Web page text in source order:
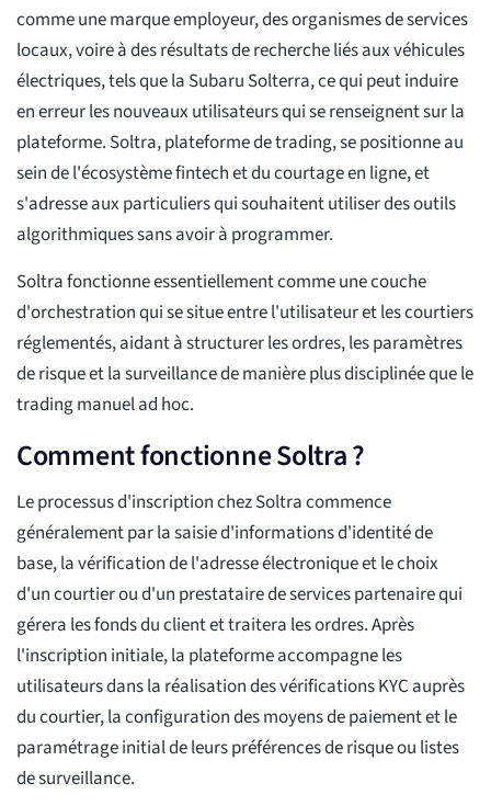
comme une marque employeur, des organismes de services
locaux, voire à des résultats de recherche liés aux véhicules
électriques, tels que la Subaru Solterra, ce qui peut induire
en erreur les nouveaux utilisateurs qui se renseignent sur la
plateforme. Soltra, plateforme de trading, se positionne au
sein de l'écosystème fintech et du courtage en ligne, et
s'adresse aux particuliers qui souhaitent utiliser des outils
algorithmiques sans avoir à programmer.
Soltra fonctionne essentiellement comme une couche
d'orchestration qui se situe entre l'utilisateur et les courtiers
réglementés, aidant à structurer les ordres, les paramètres
de risque et la surveillance de manière plus disciplinée que le
trading manuel ad hoc.
Comment fonctionne Soltra ?
Le processus d'inscription chez Soltra commence
généralement par la saisie d'informations d'identité de
base, la vérification de l'adresse électronique et le choix
d'un courtier ou d'un prestataire de services partenaire qui
gérera les fonds du client et traitera les ordres. Après
l'inscription initiale, la plateforme accompagne les
utilisateurs dans la réalisation des vérifications KYC auprès
du courtier, la configuration des moyens de paiement et le
paramétrage initial de leurs préférences de risque ou listes
de surveillance.